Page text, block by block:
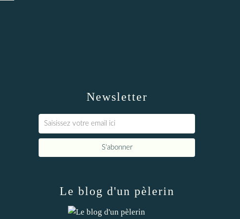
Newsletter
Le blog d'un pèlerin